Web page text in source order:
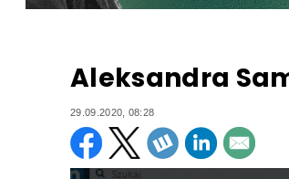
Aleksandra
29.09.2020, 08:28